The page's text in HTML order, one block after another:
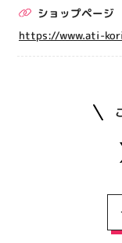
ショップページ
https://www.ati-